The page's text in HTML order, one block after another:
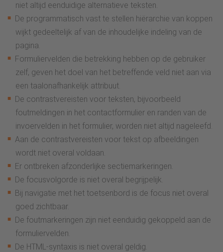
niet altijd eenduidige alternatieve teksten.
De programmatisch vast te stellen hiërarchie van koppen
wijkt gedeeltelijk af van de inhoudelijke indeling van de
pagina.
Formuliervelden die betrekking hebben op de gebruiker
zelf, geven het doel van het betreffende veld niet aan via
een taalonafhankelijk attribuut.
De contrastvereisten voor teksten, bijvoorbeeld
foutmeldingen in het contactformulier en randen van de
invoervelden in het formulier, worden niet altijd nageleefd.
Aan de contrastvereisten voor tekst op afbeeldingen
wordt niet overal voldaan.
Er ontbreken afzonderlijke sectiemarkeringen.
De focusvolgorde is niet overal begrijpelijk.
Bij navigatie met het toetsenbord is de focus niet overal
goed zichtbaar.
De foutmarkeringen zijn niet eenduidig gekoppeld aan de
formuliervelden.
De HTML-syntaxis is niet overal geldig.